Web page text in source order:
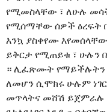
የሚመስላቸው ፣ ለሁሉ
የሚሰማቸው ሰዎች ዕረፍት
እንኳ ያስቀየሙ
ይቅርታ የሚጠይቁ ፣ ሁሉን
። ሊፈጽሙት የማይችሉትን
ለመሆን ሲሞክሩ ሁሉም
መጥላትና መሸሽ ይጀምራሉ